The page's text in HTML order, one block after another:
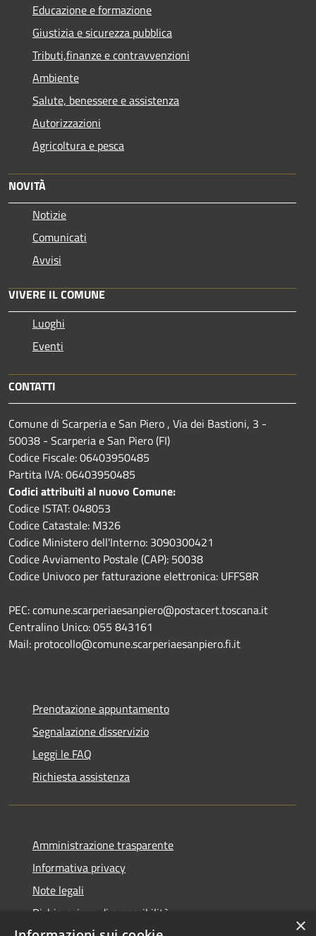
Educazione e formazione
Giustizia e sicurezza pubblica
Tributi,finanze e contravvenzioni
Ambiente
Salute, benessere e assistenza
Autorizzazioni
Agricoltura e pesca
NOVITÀ
Notizie
Comunicati
Avvisi
VIVERE IL COMUNE
Luoghi
Eventi
CONTATTI
Comune di Scarperia e San Piero , Via dei Bastioni, 3 -
50038 - Scarperia e San Piero (FI)
Codice Fiscale: 06403950485
Partita IVA: 06403950485
Codici attribuiti al nuovo Comune:
Codice ISTAT: 048053
Codice Catastale: M326
Codice Ministero dell'Interno: 3090300421
Codice Avviamento Postale (CAP): 50038
Codice Univoco per fatturazione elettronica: UFFS8R
PEC: comune.scarperiaesanpiero@postacert.toscana.it
Centralino Unico: 055 843161
Mail: protocollo@comune.scarperiaesanpiero.fi.it
Prenotazione appuntamento
Segnalazione disservizio
Leggi le FAQ
Richiesta assistenza
Amministrazione trasparente
Informativa privacy
Note legali
Dichiarazione di accessibilità
×